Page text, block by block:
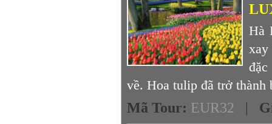
Hà
xay
về. Hoa tulip đã trở thành
Mã Tour: EUR32 |